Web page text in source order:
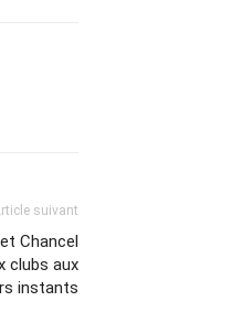
suivant
Chancel
clubs aux
instants